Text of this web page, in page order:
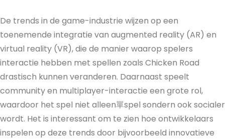
De trends in de game-industrie wijzen op een
toenemende integratie van augmented reality (AR) en
virtual reality (VR), die de manier waarop spelers
interactie hebben met spellen zoals Chicken Road
drastisch kunnen veranderen. Daarnaast speelt
community en multiplayer-interactie een grote rol,
waardoor het spel niet alleen單spel sondern ook socialer
wordt. Het is interessant om te zien hoe ontwikkelaars
inspelen op deze trends door bijvoorbeeld innovatieve